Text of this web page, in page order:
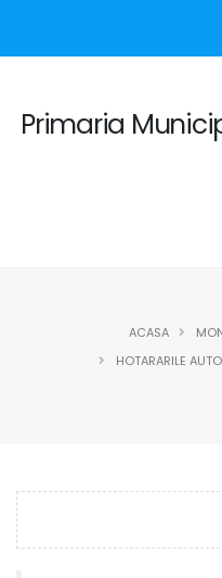
Primaria
ACASA
HOTARARILE